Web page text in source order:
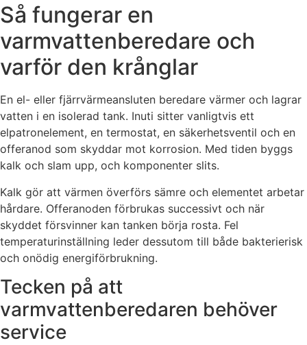
Så fungerar en
varmvattenberedare och
varför den krånglar
En el- eller fjärrvärmeansluten beredare värmer och lagrar
vatten i en isolerad tank. Inuti sitter vanligtvis ett
elpatronelement, en termostat, en säkerhetsventil och en
offeranod som skyddar mot korrosion. Med tiden byggs
kalk och slam upp, och komponenter slits.
Kalk gör att värmen överförs sämre och elementet arbetar
hårdare. Offeranoden förbrukas successivt och när
skyddet försvinner kan tanken börja rosta. Fel
temperaturinställning leder dessutom till både bakterierisk
och onödig energiförbrukning.
Tecken på att
varmvattenberedaren behöver
service